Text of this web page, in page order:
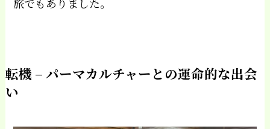
転機 – パーマカルチャーとの運命的な出会
い